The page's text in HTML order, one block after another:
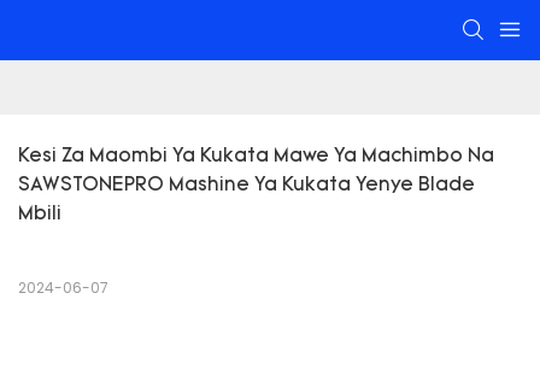
Kesi Za Maombi Ya Kukata Mawe Ya Machimbo Na
SAWSTONEPRO Mashine Ya Kukata Yenye Blade
Mbili
2024-06-07